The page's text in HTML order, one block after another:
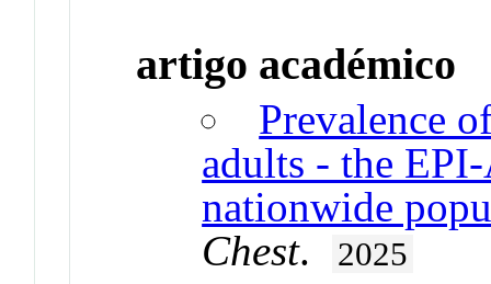
artigo académico
Prevalence
adults - the
nationwide
Chest. 2025